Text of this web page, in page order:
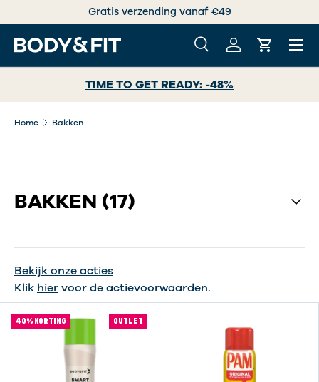
GA NAAR INHOUD
Vooruitgang zit in kwaliteit.
Zoeken
ZoekenInloggen
Menu
TIME TO GET READY: -48%
Home Bakken
BAKKEN (17)
Bekijk onze acties
Klik hiervoor de actievoorwaarden.
40% KORTING OUTLET